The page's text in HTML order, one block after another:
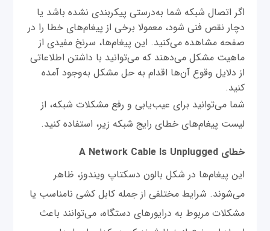
اگر اتصال شبکه شما به‌درستی پیکربندی نشده باشد یا
دچار نقص فنی شود، معمولا برخی از پیغام‌های خطا را در
صفحه مشاهده می‌کنید. این پیغام‌ها، سرنخ مفیدی از
ماهیت مشکل می‌دهند که می‌توانید با داشتن اطلاعاتی
از دلایل وقوع آن‌ها اقدام به حل مشکل به‌وجود آمده
کنید.
شما می‌توانید برای عیب‌یابی و رفع مشکلات شبکه، از
لیست پیغام‌های خطای رایج شبکه زیر، استفاده کنید.
خطای A Network Cable Is Unplugged
این پیغام‌ها در شکل بالون دسکتاپ ویندوز، ظاهر
می‌شوند. شرایط مختلفی از جمله کابل کشی نامناسب یا
مشکلات مربوط به درایورهای دستگاه، می‌توانند باعث